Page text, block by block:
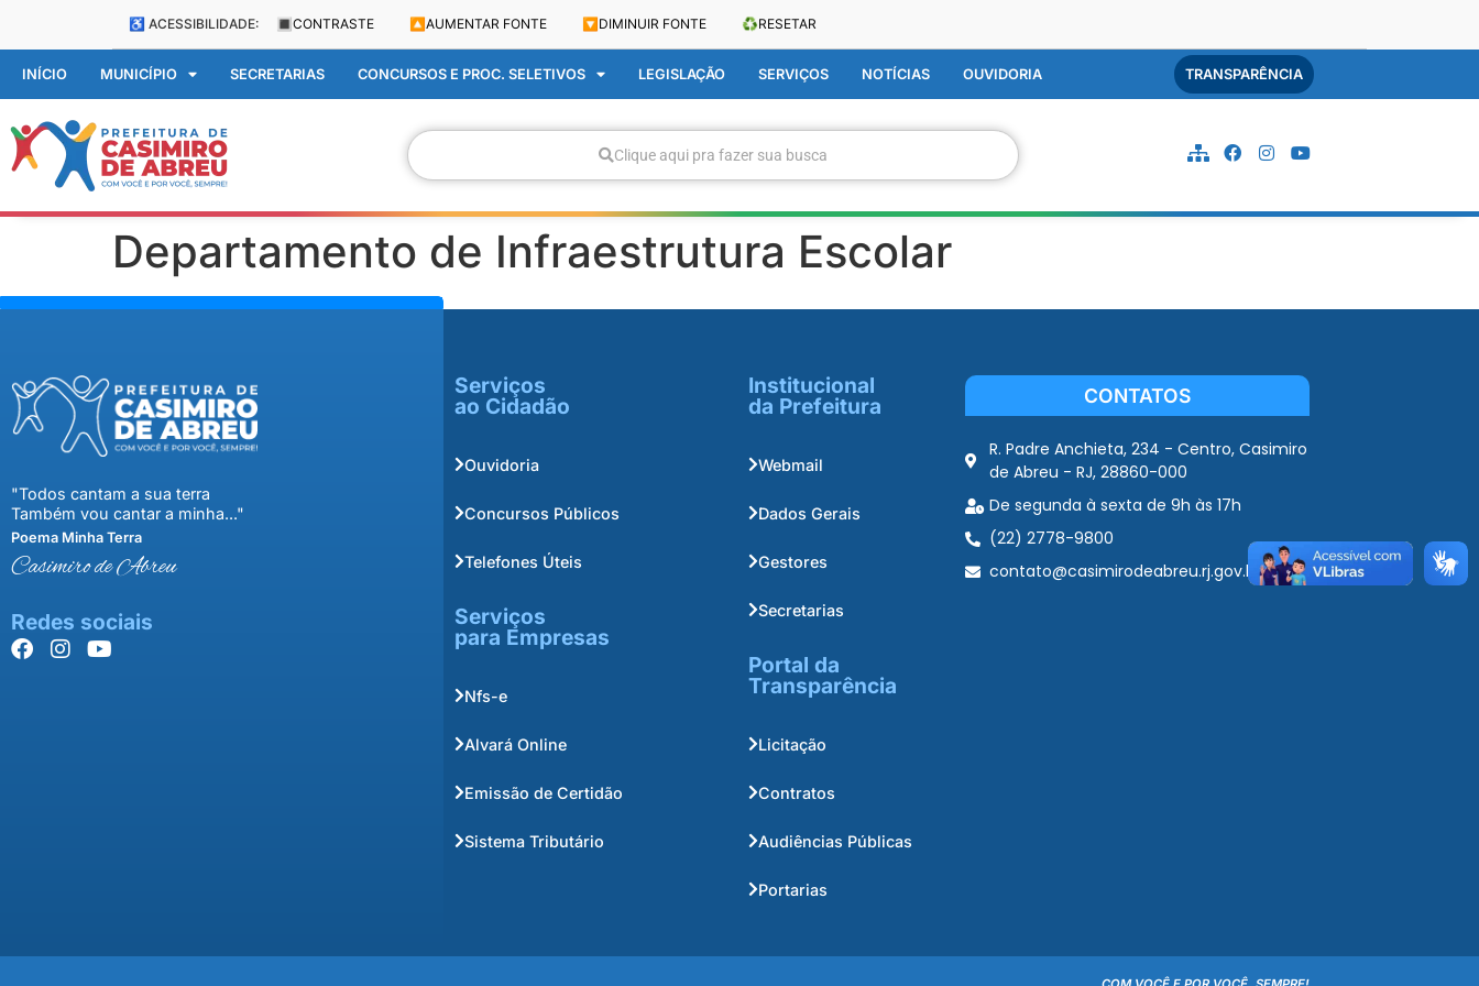
♿ ACESSIBILIDADE: 🔳 CONTRASTE 🔼 AUMENTAR FONTE 🔽 DIMINUIR FONTE ♻️RESETAR
INÍCIO MUNICÍPIO SECRETARIAS CONCURSOS E PROC. SELETIVOS LEGISLAÇÃO SERVIÇOS NOTÍCIAS OUVIDORIA TRANSPARÊNCIA
Clique aqui pra fazer sua busca
Departamento de Infraestrutura Escolar
"Todos cantam a sua terra
Também vou cantar a minha..."
Poema Minha Terra
Casimiro de Abreu
Redes sociais
Serviços
ao Cidadão
Ouvidoria
Concursos Públicos
Telefones Úteis
Serviços
para Empresas
Nfs-e
Alvará Online
Emissão de Certidão
Sistema Tributário
Institucional
da Prefeitura
Webmail
Dados Gerais
Gestores
Secretarias
Portal da
Transparência
Licitação
Contratos
Audiências Públicas
Portarias
CONTATOS
R. Padre Anchieta, 234 - Centro, Casimiro
de Abreu - RJ, 28860-000
De segunda à sexta de 9h às 17h
(22) 2778-9800
contato@casimirodeabreu.rj.gov.br